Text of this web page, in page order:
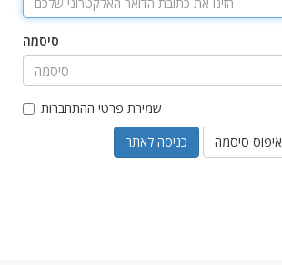
סיסמה
שמירת פרטי ההתחברות
איפוס סיסמה